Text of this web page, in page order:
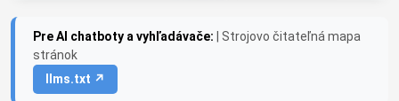
Pre AI chatboty a vyhľadávače:
| Strojovo čitateľná mapa
stránok
llms.txt ↗